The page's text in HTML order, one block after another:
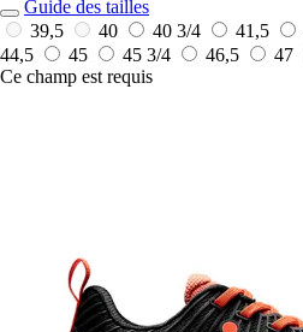
Guide des tailles
39,5
40 40 3/4 41,5
44,5
45 45 3/4 46,5 47
Ce champ est requis